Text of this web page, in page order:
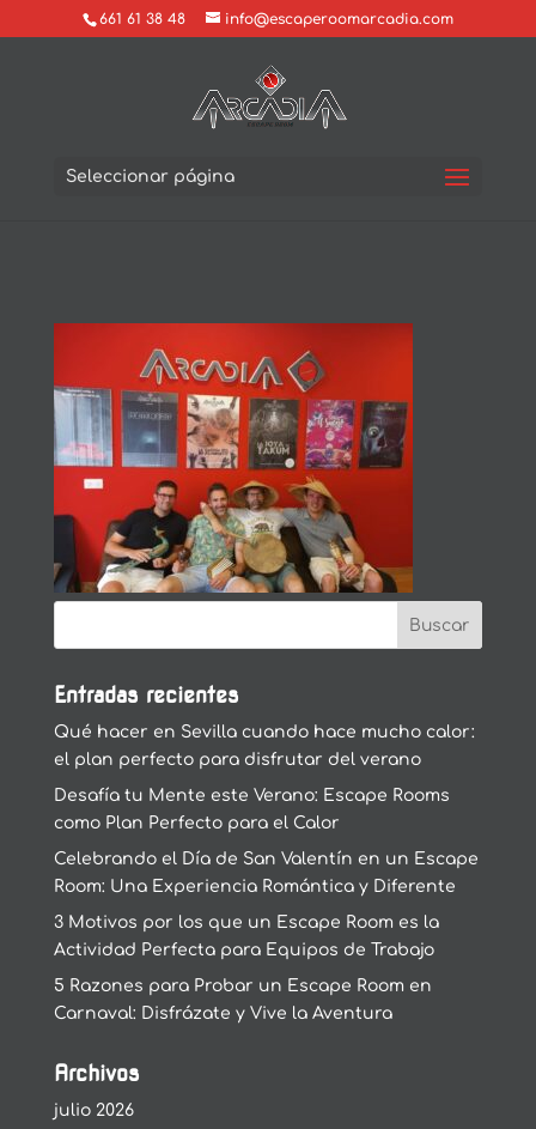
661 61 38 48 info@escaperoomarcadia.com
Seleccionar página
Entradas recientes
Qué hacer en Sevilla cuando hace mucho calor:
el plan perfecto para disfrutar del verano
Desafía tu Mente este Verano: Escape Rooms
como Plan Perfecto para el Calor
Celebrando el Día de San Valentín en un Escape
Room: Una Experiencia Romántica y Diferente
3 Motivos por los que un Escape Room es la
Actividad Perfecta para Equipos de Trabajo
5 Razones para Probar un Escape Room en
Carnaval: Disfrázate y Vive la Aventura
Archivos
julio 2026